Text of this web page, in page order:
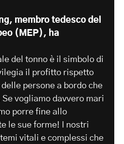
membro tedesco del
(MEP), ha
del tonno è il simbolo di
il profitto rispetto
persone a bordo che
vogliamo davvero mari
porre fine allo
le sue forme! I nostri
vitali e complessi che